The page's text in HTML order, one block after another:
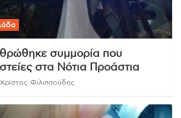
συμμορία που
στα Νότια Προάστια
Χρίστος Φιλιππούδης